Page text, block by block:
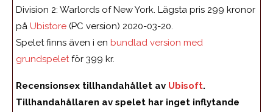
Division 2: Warlords of New York. Lägsta pris 299 kronor
på Ubistore (PC version) 2020-03-20.
Spelet finns även i en bundlad version med
grundspeletför 399 kr.
Recensionsex tillhandahållet av Ubisoft.
Tillhandahållaren av spelet har inget inflytande